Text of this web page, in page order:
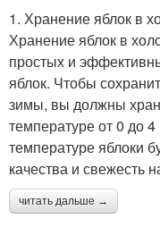
1. Хранение яблок в
Хранение яблок в
простых и
яблок. Чтобы
зимы, вы должны
температуре от 0 до
температуре яблоки
качества и свежесть
читать дальше →